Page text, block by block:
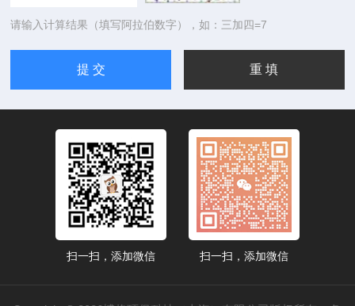
请输入计算结果（填写阿拉伯数字），如：三加四=7
扫一扫，添加微信 扫一扫，添加微信